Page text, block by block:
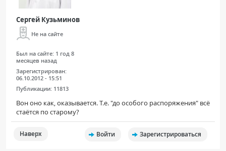
Сергей Кузьминов
Не на сайте
Был на сайте: 1 год 8
месяцев назад
Зарегистрирован:
06.10.2012 - 15:51
Публикации: 11813
Вон оно как, оказывается. Т.е. "до особого распоряжения" всё
стаётся по старому?
Наверх Войти Зарегистрироваться